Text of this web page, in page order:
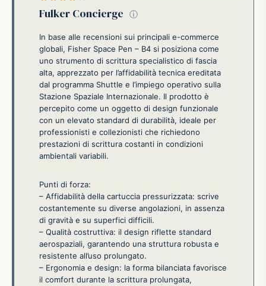
Fulker Concierge ⓘ
In base alle recensioni sui principali e-commerce
globali, Fisher Space Pen – B4 si posiziona come
uno strumento di scrittura specialistico di fascia
alta, apprezzato per l’affidabilità tecnica ereditata
dal programma Shuttle e l’impiego operativo sulla
Stazione Spaziale Internazionale. Il prodotto è
percepito come un oggetto di design funzionale
con un elevato standard di durabilità, ideale per
professionisti e collezionisti che richiedono
prestazioni di scrittura costanti in condizioni
ambientali variabili.
Punti di forza:
– Affidabilità della cartuccia pressurizzata: scrive
costantemente su diverse angolazioni, in assenza
di gravità e su superfici difficili.
– Qualità costruttiva: il design riflette standard
aerospaziali, garantendo una struttura robusta e
resistente all’uso prolungato.
– Ergonomia e design: la forma bilanciata favorisce
il comfort durante la scrittura prolungata,